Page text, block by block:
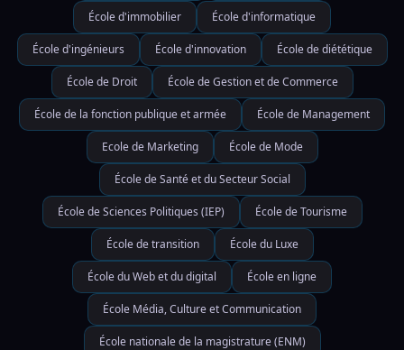
École d'immobilier École d'informatique
École d'ingénieurs École d'innovation École de diététique
École de Droit École de Gestion et de Commerce
École de la fonction publique et armée École de Management
Ecole de Marketing École de Mode
École de Santé et du Secteur Social
École de Sciences Politiques (IEP) École de Tourisme
École de transition École du Luxe
École du Web et du digital École en ligne
École Média, Culture et Communication
École nationale de la magistrature (ENM)